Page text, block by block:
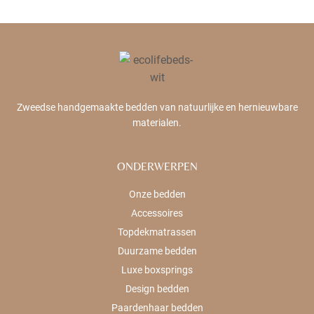
Zweedse handgemaakte bedden van natuurlijke en hernieuwbare
materialen.
ONDERWERPEN
Onze bedden
Accessoires
Topdekmatrassen
Duurzame bedden
Luxe boxsprings
Design bedden
Paardenhaar bedden